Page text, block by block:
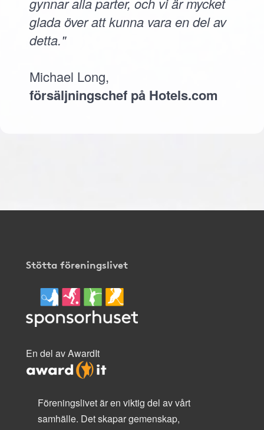
glada över att kunna vara en del av
detta."
Michael Long,
försäljningschef på Hotels.com
Stötta föreningslivet
En del av AwardIt
Föreningslivet är en viktig del av vårt
samhälle. Det skapar gemenskap,